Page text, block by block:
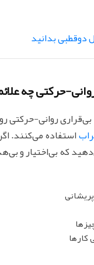
دوقطبی بدانید
حرکتی چه
بی‌قراری روانی-
استفاده می‌کنند.
که بی‌اختیار و
کارها